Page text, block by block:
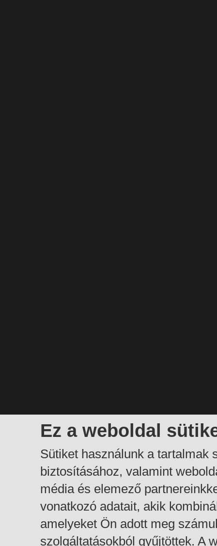
Ez a weboldal
Sütiket használunk a tartalmak
biztosításához, valamint
média és elemező
vonatkozó adatait, akik
amelyeket Ön adott meg
szolgáltatásokból gyűjtöttek. A